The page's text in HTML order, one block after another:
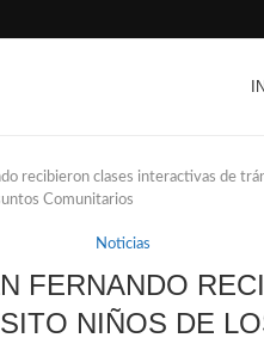
recibieron clases interactivas de
Comunitarios
Noticias
FERNANDO
NIÑOS DE